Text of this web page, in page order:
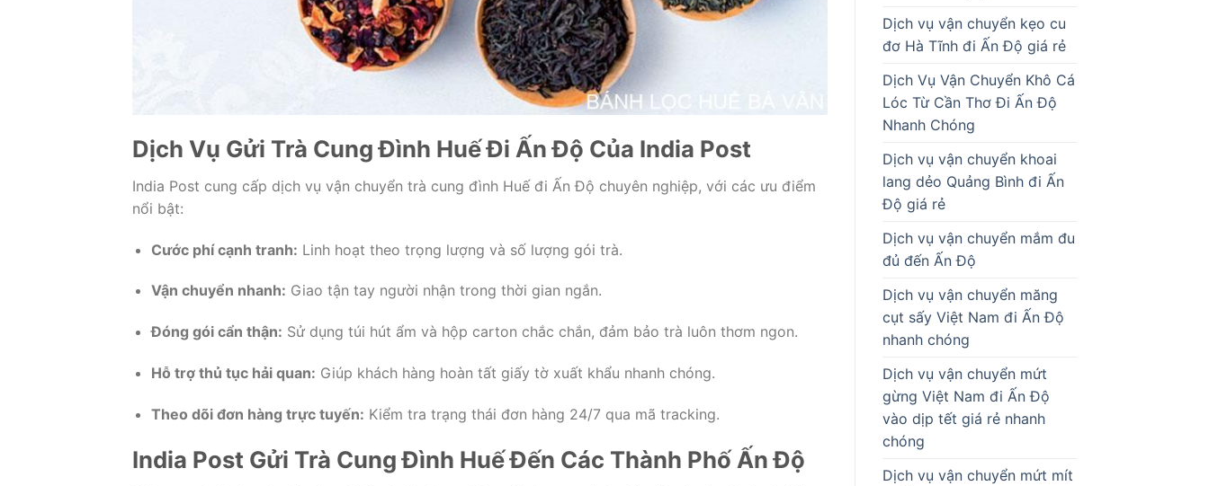
Dịch Vụ Gửi Trà Cung Đình Huế Đi Ấn Độ Của India Post
India Post cung cấp dịch vụ vận chuyển trà cung đình Huế đi Ấn Độ chuyên nghiệp, với các ưu điểm
nổi bật:
Cước phí cạnh tranh: Linh hoạt theo trọng lượng và số lượng gói trà.
Vận chuyển nhanh: Giao tận tay người nhận trong thời gian ngắn.
Đóng gói cẩn thận: Sử dụng túi hút ẩm và hộp carton chắc chắn, đảm bảo trà luôn thơm ngon.
Hỗ trợ thủ tục hải quan: Giúp khách hàng hoàn tất giấy tờ xuất khẩu nhanh chóng.
Theo dõi đơn hàng trực tuyến: Kiểm tra trạng thái đơn hàng 24/7 qua mã tracking.
India Post Gửi Trà Cung Đình Huế Đến Các Thành Phố Ấn Độ
Dịch vụ vận chuyển kẹo cu
đơ Hà Tĩnh đi Ấn Độ giá rẻ
Dịch Vụ Vận Chuyển Khô Cá
Lóc Từ Cần Thơ Đi Ấn Độ
Nhanh Chóng
Dịch vụ vận chuyển khoai
lang dẻo Quảng Bình đi Ấn
Độ giá rẻ
Dịch vụ vận chuyển mắm đu
đủ đến Ấn Độ
Dịch vụ vận chuyển măng
cụt sấy Việt Nam đi Ấn Độ
nhanh chóng
Dịch vụ vận chuyển mứt
gừng Việt Nam đi Ấn Độ
vào dịp tết giá rẻ nhanh
chóng
Dịch vụ vận chuyển mứt mít